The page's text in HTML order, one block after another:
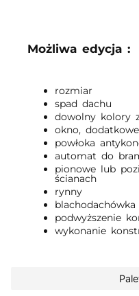
Możliwa edycja :
rozmiar
spad dachu
dowolny kolory
okno,
powłoka
automat do
pionowe lub
ścianach
rynny
blachodachówka
podwyższenie
wykonanie